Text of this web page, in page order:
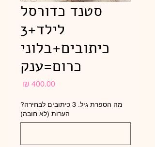
סטנד כדורסל
לילד+3
כיתובים+בלוני
כרום=ענק
מה הספרת גיל. 3 כיתובים לבחירה?
הערות (לא חובה)